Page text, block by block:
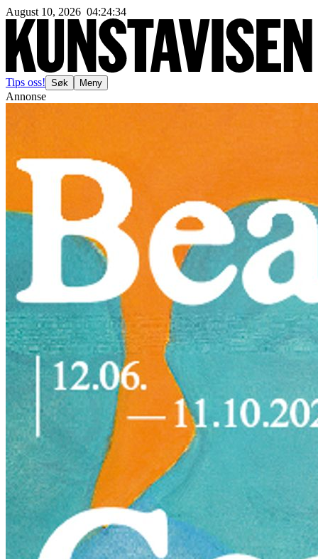
August 10, 2026 04:24:36
Tips oss! Søk Meny
Annonse